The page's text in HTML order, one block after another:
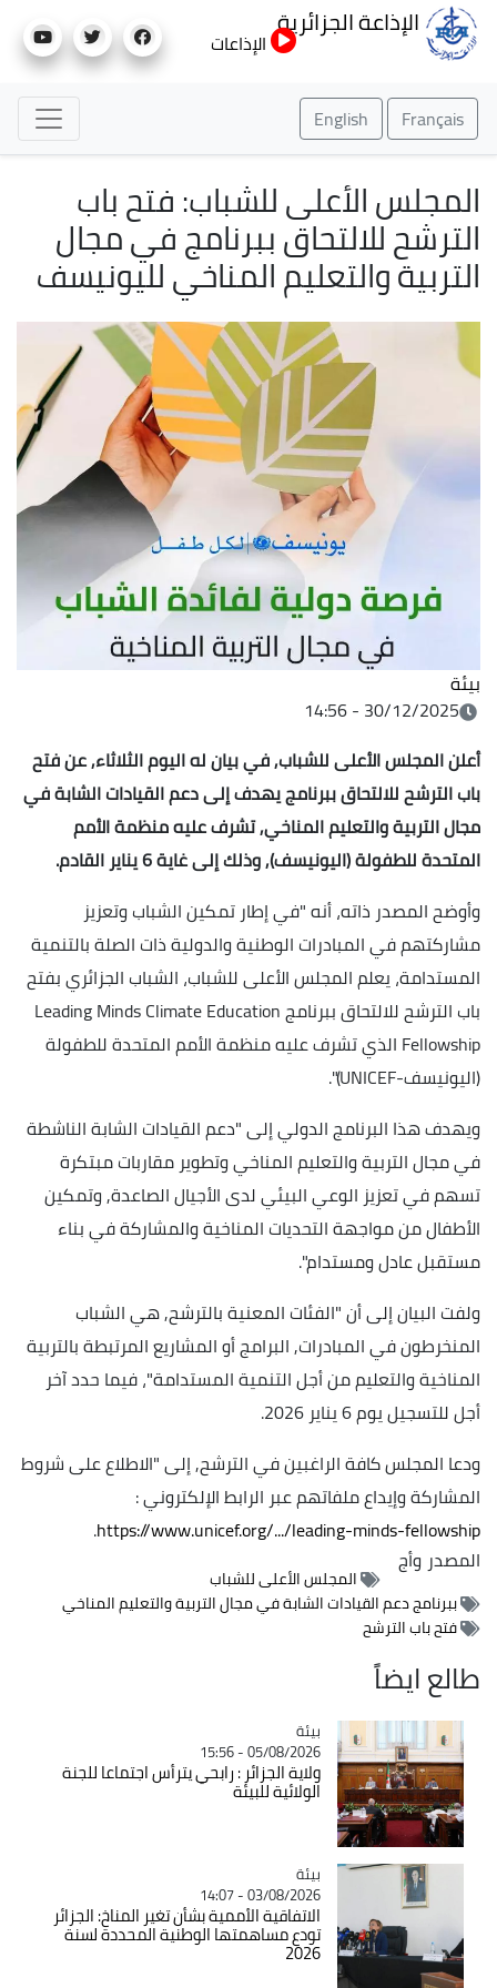
إلى
الإذاعة الجزائرية
الإذاعات
Français
English
المجلس الأعلى للشباب: فتح باب
الترشح للالتحاق ببرنامج في مجال
التربية والتعليم المناخي لليونيسف
بيئة
30/12/2025 - 14:56
أعلن المجلس الأعلى للشباب, في بيان له اليوم الثلاثاء, عن فتح
باب الترشح للالتحاق ببرنامج يهدف إلى دعم القيادات الشابة في
مجال التربية والتعليم المناخي, تشرف عليه منظمة الأمم
المتحدة للطفولة (اليونيسف), وذلك إلى غاية 6 يناير القادم.
وأوضح المصدر ذاته، أنه "في إطار تمكين الشباب وتعزيز
مشاركتهم في المبادرات الوطنية والدولية ذات الصلة بالتنمية
المستدامة، يعلم المجلس الأعلى للشباب، الشباب الجزائري بفتح
باب الترشح للالتحاق ببرنامج Leading Minds Climate Education
Fellowship الذي تشرف عليه منظمة الأمم المتحدة للطفولة
(اليونيسف-UNICEF)".
ويهدف هذا البرنامج الدولي إلى "دعم القيادات الشابة الناشطة
في مجال التربية والتعليم المناخي وتطوير مقاربات مبتكرة
تسهم في تعزيز الوعي البيئي لدى الأجيال الصاعدة, وتمكين
الأطفال من مواجهة التحديات المناخية والمشاركة في بناء
مستقبل عادل ومستدام".
ولفت البيان إلى أن "الفئات المعنية بالترشح, هي الشباب
المنخرطون في المبادرات, البرامج أو المشاريع المرتبطة بالتربية
المناخية والتعليم من أجل التنمية المستدامة"، فيما حدد آخر
أجل للتسجيل يوم 6 يناير 2026.
ودعا المجلس كافة الراغبين في الترشح, إلى "الاطلاع على شروط
المشاركة وإيداع ملفاتهم عبر الرابط الإلكتروني :
https://www.unicef.org/.../leading-minds-fellowship
.
المصدروأج
المجلس الأعلى للشباب
ببرنامج دعم القيادات الشابة في مجال التربية والتعليم المناخي
فتح باب الترشح
طالع ايضاً
Catégorie
بيئة
05/08/2026 - 15:56
ولاية الجزائر : رابحي يترأس اجتماعا للجنة
الولائية للبيئة
Catégorie
بيئة
03/08/2026 - 14:07
الاتفاقية الأممية بشأن تغير المناخ: الجزائر
تودع مساهمتها الوطنية المحددة لسنة
2026